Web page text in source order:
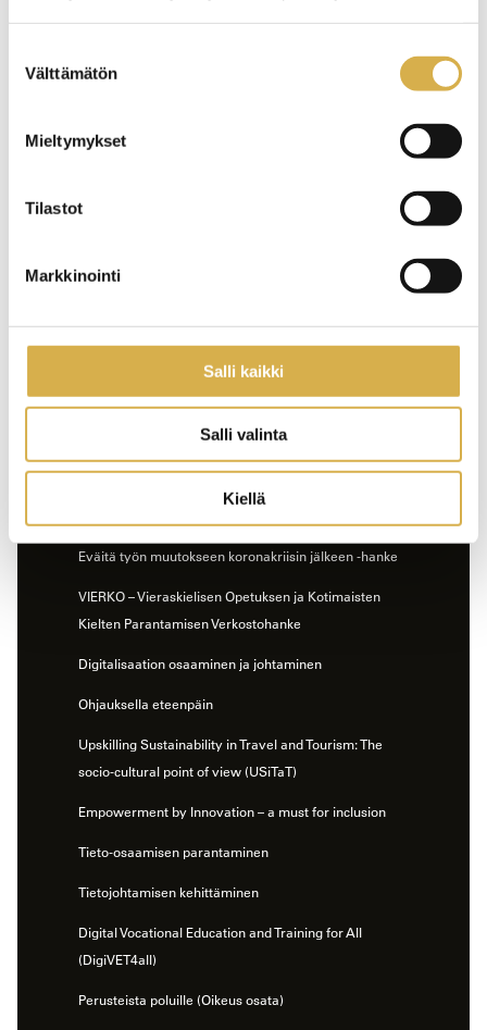
valinta
Välttämätön
Mieltymykset
Tilastot
Markkinointi
Salli kaikki
Salli valinta
Kiellä
sivuvalikko
Taitavaa ohjausta digitaalisen portfolion avulla
Vihreä kemianala – Uudet oppimisratkaisut
Harrastamisen Uusimaa
Ammatillisen koulutuksen järjestäjien
Hankearkisto
LARK – Kohti huippulaatua
OPVA haltuun – Framåt med SSS
Eväitä työn muutokseen koronakriisin jälkeen -hanke
VIERKO – Vieraskielisen Opetuksen ja Kotimaisten
Kielten Parantamisen Verkostohanke
Digitalisaation osaaminen ja johtaminen
Ohjauksella eteenpäin
Upskilling Sustainability in Travel and Tourism: The
socio-cultural point of view (USiTaT)
Empowerment by Innovation – a must for inclusion
Tieto-osaamisen parantaminen
Tietojohtamisen kehittäminen
Digital Vocational Education and Training for All
(DigiVET4all)
Perusteista poluille (Oikeus osata)